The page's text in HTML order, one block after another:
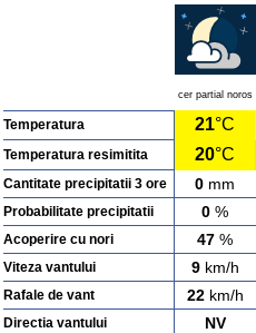
cer partial noros
Temperatura 21°C
Temperatura resimitita 20°C
Cantitate precipitatii 3 ore 0 mm
Probabilitate precipitatii 0 %
Acoperire cu nori 47 %
Viteza vantului 9km/h
Rafale de vant 22km/h
Directia vantului NV